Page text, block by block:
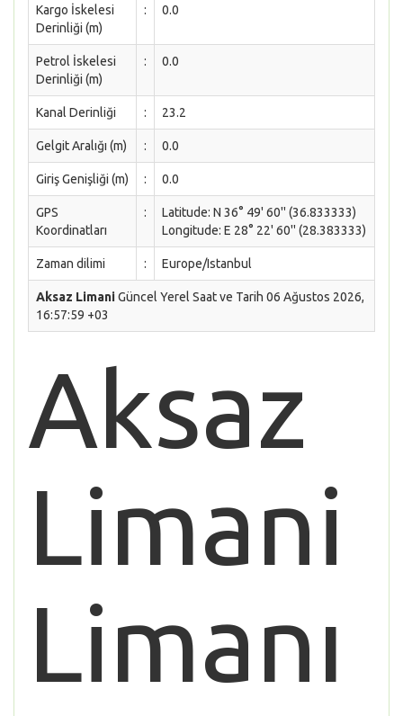
Kargo İskelesi
Derinliği (m)
: 0.0
Petrol İskelesi
Derinliği (m)
: 0.0
Kanal Derinliği : 23.2
Gelgit Aralığı (m) : 0.0
Giriş Genişliği (m) : 0.0
GPS
Koordinatları
:
Latitude: N 36° 49' 60'' (36.833333)
Longitude: E 28° 22' 60'' (28.383333)
Zaman dilimi : Europe/Istanbul
Aksaz LimaniGüncel Yerel Saat ve Tarih 06 Ağustos 2026,
16:57:59 +03
Aksaz
Limani
Limanı